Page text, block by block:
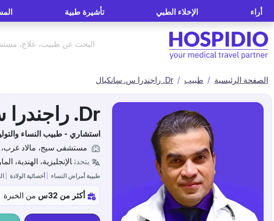
أراء الإخلاء الطبي تأشيرة طبية
الصفحة الرئيسية طبيب Dr. راجندرا س. سانكبال
Dr. راجندرا س. سانكبال
استشاري - طبيب النساء
مستشفى سيج، مالاد غرب،
يتحدث الإنجليزية، الهندية،
طبيبة أمراض النساء أخصائية الولادة
أكثر من 32س من الخبرة